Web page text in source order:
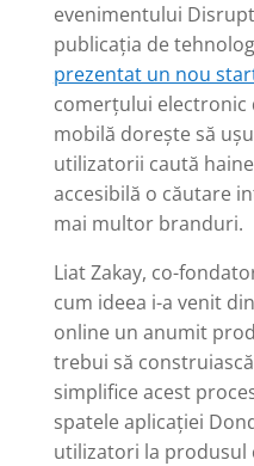
evenimentului
publicația de
prezentat un nou
comerțului electronic
mobilă dorește să
utilizatorii caută
accesibilă o căutare
mai multor branduri.
Liat Zakay, co-
cum ideea i-a venit
online un anumit
trebui să
simplifice acest
spatele aplicației
utilizatori la produsul